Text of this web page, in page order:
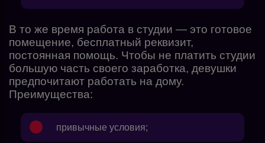
В то же время работа в студии — это готовое
помещение, бесплатный реквизит,
постоянная помощь. Чтобы не платить студии
большую часть своего заработка, девушки
предпочитают работать на дому.
Преимущества:
привычные условия;